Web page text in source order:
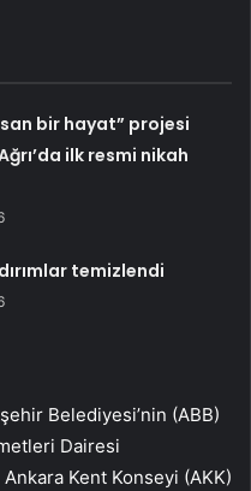
bir hayat” projesi
ilk resmi nikah
temizlendi
Belediyesi’nin (ABB)
Dairesi
Ankara Kent Konseyi (AKK)